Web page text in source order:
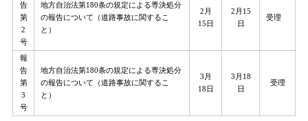
告
第
2
号
地方自治法第180条の規定による専決処分
の報告について（道路事故に関するこ
と）
2月
15日
2月15
日
受理
報
告
第
3
号
地方自治法第180条の規定による専決処分
の報告について（道路事故に関するこ
と）
3月
18日
3月18
日
受理